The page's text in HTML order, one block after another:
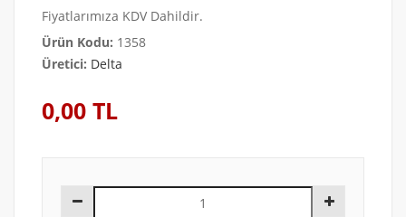
Fiyatlarımıza KDV Dahildir.
Ürün Kodu: 1358
Üretici: Delta
0,00 TL